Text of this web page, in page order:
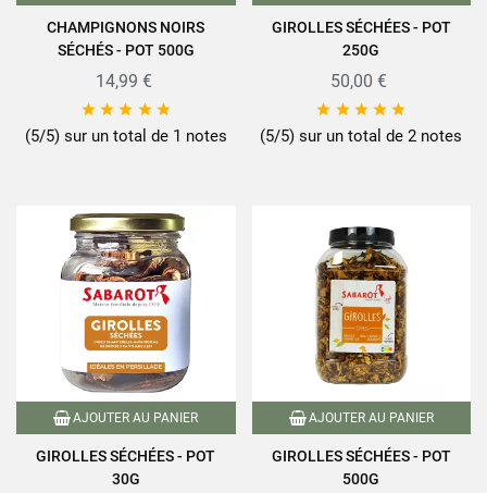
CHAMPIGNONS NOIRS
SÉCHÉS - POT 500G
14,99 €
    
(5/5) sur un total de 1 notes
GIROLLES SÉCHÉES - POT
250G
50,00 €
    
(5/5) sur un total de 2 notes
AJOUTER AU PANIER
GIROLLES SÉCHÉES - POT
30G
AJOUTER AU PANIER
GIROLLES SÉCHÉES - POT
500G